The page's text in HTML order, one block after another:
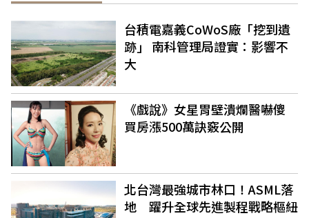
台積電嘉義CoWoS廠「挖到遺
跡」 南科管理局證實：影響不
大
《戲說》女星胃壁潰爛醫嚇傻
買房漲500萬訣竅公開
北台灣最強城市林口！ASML落
地 躍升全球先進製程戰略樞紐